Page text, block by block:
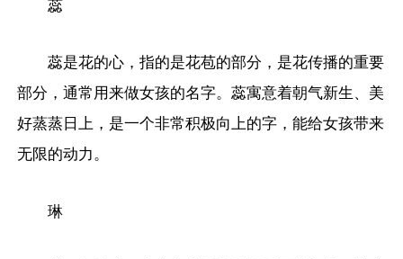
蕊
蕊是花的心，指的是花苞的部分，是花传播的重要
部分，通常用来做女孩的名字。蕊寓意着朝气新生、美
好蒸蒸日上，是一个非常积极向上的字，能给女孩带来
无限的动力。
琳